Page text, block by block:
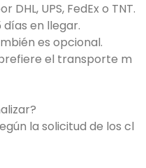
UPS, FedEx o TNT.
en llegar.
es opcional.
el transporte m
la solicitud de los cl